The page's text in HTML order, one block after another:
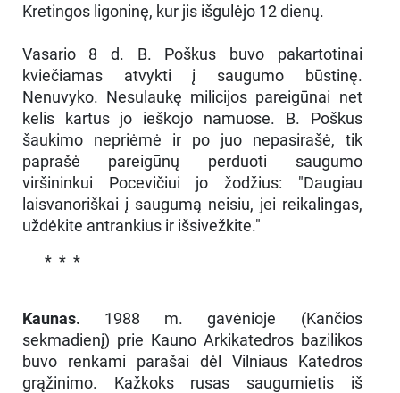
Kretingos ligoninę, kur jis išgulėjo 12 dienų.
Vasario 8 d. B. Poškus buvo pakartotinai
kviečiamas atvykti į saugumo būstinę.
Nenuvyko. Nesulaukę milicijos pareigūnai net
kelis kartus jo ieškojo namuose. B. Poškus
šaukimo nepriėmė ir po juo nepasirašė, tik
paprašė pareigūnų perduoti saugumo
viršininkui Pocevičiui jo žodžius: "Daugiau
laisvanoriškai į saugumą neisiu, jei reikalingas,
uždėkite antrankius ir išsivežkite."
* * *
Kaunas. 1988 m. gavėnioje (Kančios
sekmadienį) prie Kauno Arkikatedros bazilikos
buvo renkami parašai dėl Vilniaus Katedros
grąžinimo. Kažkoks rusas saugumietis iš